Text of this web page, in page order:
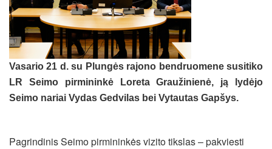
Vasario 21 d. su Plungės rajono bendruomene susitiko
LR Seimo pirmininkė Loreta Graužinienė, ją lydėjo
Seimo nariai Vydas Gedvilas bei Vytautas Gapšys.
Pagrindinis Seimo pirmininkės vizito tikslas – pakviesti